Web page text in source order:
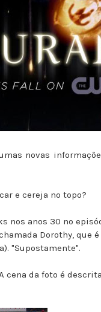
novas
e cereja no topo?
nos anos 30 no
Dorothy, que
"Supostamente".
da foto é